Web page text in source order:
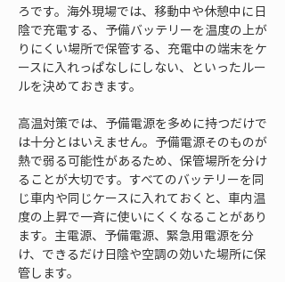
ろです。海外現場では、移動中や休憩中に日
陰で充電する、予備バッテリーを温度の上が
りにくい場所で保管する、充電中の端末をケ
ースに入れっぱなしにしない、といったルー
ルを決めておきます。
高温対策では、予備電源を多めに持つだけで
は十分とはいえません。予備電源そのものが
熱で弱る可能性があるため、保管場所を分け
ることが大切です。すべてのバッテリーを同
じ車内や同じケースに入れておくと、車内温
度の上昇で一斉に使いにくくなることがあり
ます。主電源、予備電源、緊急用電源を分
け、できるだけ日陰や空調の効いた場所に保
管します。